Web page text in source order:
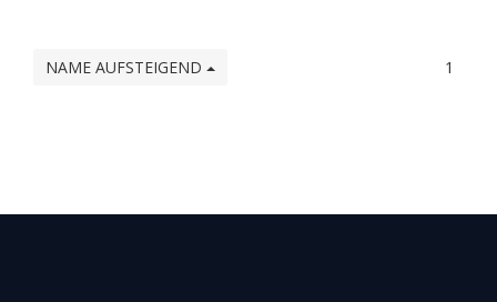
NAME AUFSTEIGEND 1